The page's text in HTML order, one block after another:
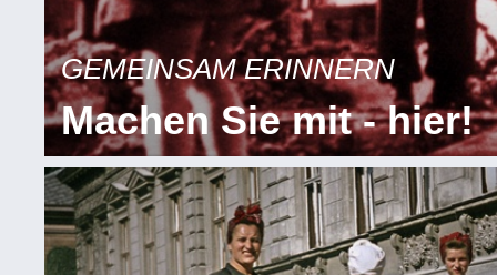
GEMEINSAM ERINNERN
Machen Sie mit - hier!